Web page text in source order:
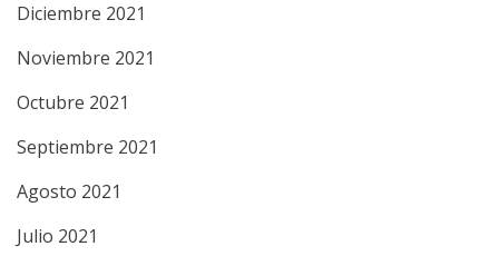
Diciembre 2021
Noviembre 2021
Octubre 2021
Septiembre 2021
Agosto 2021
Julio 2021